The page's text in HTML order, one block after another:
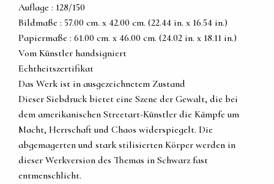
Auflage : 128/150
Bildmaße : 57.00 cm. x 42.00 cm. (22.44 in. x 16.54 in.)
Papiermaße : 61.00 cm. x 46.00 cm. (24.02 in. x 18.11 in.)
Vom Künstler handsigniert
Echtheitszertifikat
Das Werk ist in ausgezeichnetem Zustand
Dieser Siebdruck bietet eine Szene der Gewalt, die bei
dem amerikanischen Streetart-Künstler die Kämpfe um
Macht, Herrschaft und Chaos widerspiegelt. Die
abgemagerten und stark stilisierten Körper werden in
dieser Werkversion des Themas in Schwarz fast
entmenschlicht.